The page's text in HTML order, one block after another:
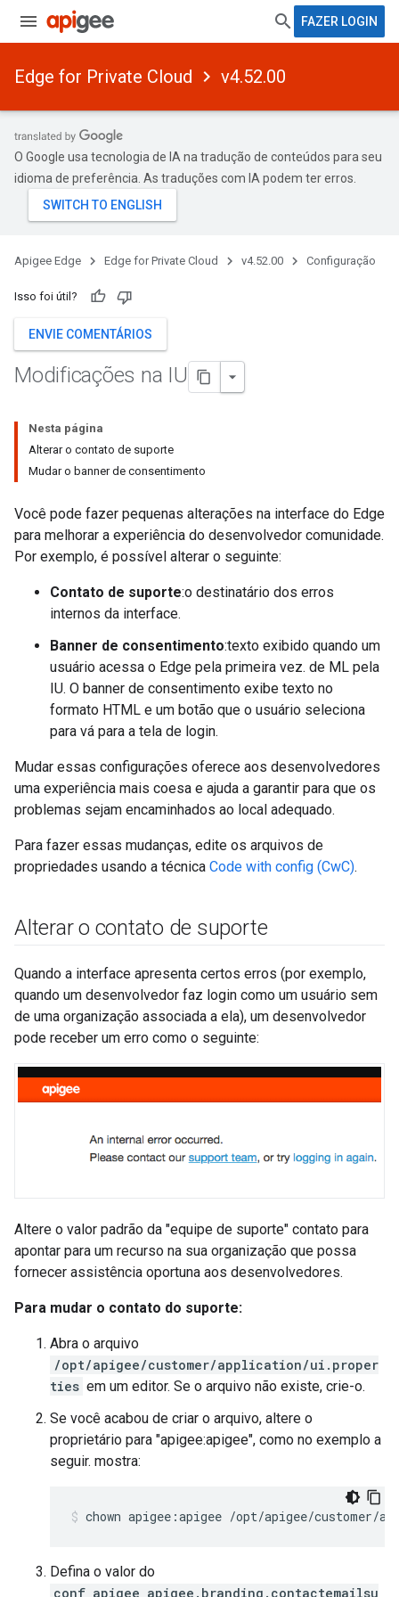
FAZER LOGIN
Edge for Private Cloud v4.52.00
O Google usa tecnologia de IA na tradução de conteúdos para seu
idioma de preferência. As traduções com IA podem ter erros.
Apigee Edge Edge for Private Cloud v4.52.00 Configuração
Isso foi útil?
ENVIE COMENTÁRIOS
Modificações na IU
Nesta página
Alterar o contato de suporte
Mudar o banner de consentimento
Você pode fazer pequenas alterações na interface do Edge
para melhorar a experiência do desenvolvedor comunidade.
Por exemplo, é possível alterar o seguinte:
Contato de suporte:o destinatário dos erros
internos da interface.
Banner de consentimento:texto exibido quando um
usuário acessa o Edge pela primeira vez. de ML pela
IU. O banner de consentimento exibe texto no
formato HTML e um botão que o usuário seleciona
para vá para a tela de login.
Mudar essas configurações oferece aos desenvolvedores
uma experiência mais coesa e ajuda a garantir para que os
problemas sejam encaminhados ao local adequado.
Para fazer essas mudanças, edite os arquivos de
propriedades usando a técnica Code with config (CwC).
Alterar o contato de suporte
Quando a interface apresenta certos erros (por exemplo,
quando um desenvolvedor faz login como um usuário sem
de uma organização associada a ela), um desenvolvedor
pode receber um erro como o seguinte:
Altere o valor padrão da "equipe de suporte" contato para
apontar para um recurso na sua organização que possa
fornecer assistência oportuna aos desenvolvedores.
Para mudar o contato do suporte:
Abra o arquivo
/opt/apigee/customer/application/ui.proper
ties em um editor. Se o arquivo não existe, crie-o.
Se você acabou de criar o arquivo, altere o
proprietário para "apigee:apigee", como no exemplo a
seguir. mostra:
chown apigee:apigee /opt/apigee/customer/
Defina o valor do
conf_apigee_apigee.branding.contactemailsu